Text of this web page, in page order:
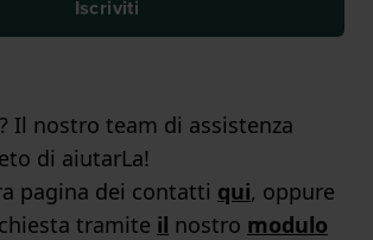
Iscriviti
Il nostro team di assistenza
di aiutarLa!
pagina dei contatti qui, oppure
tramite il nostro modulo